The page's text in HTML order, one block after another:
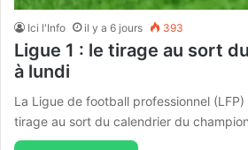
Ici l'Info il y a 6 jours 393
Ligue 1 : le tirage au sort
à lundi
La Ligue de football professionnel
tirage au sort du calendrier du